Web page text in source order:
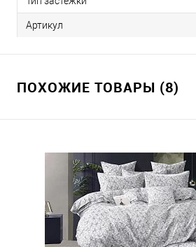
Артикул
ПОХОЖИЕ ТОВАРЫ (8)